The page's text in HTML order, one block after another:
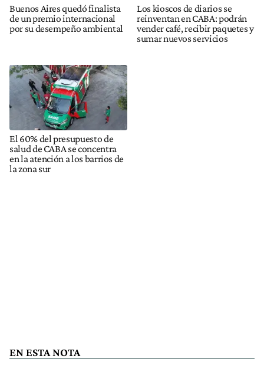
Buenos Aires quedó finalista
de un premio internacional
por su desempeño ambiental
Los kioscos de diarios se
reinventan en CABA: podrán
vender café, recibir paquetes y
sumar nuevos servicios
El 60% del presupuesto de
salud de CABA se concentra
en la atención a los barrios de
la zona sur
EN ESTA NOTA